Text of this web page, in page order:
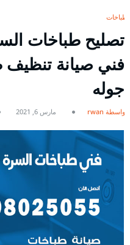
طباخات
فني صيانة تنظيف
جوله
بواسطة rwan مارس 6, 2021